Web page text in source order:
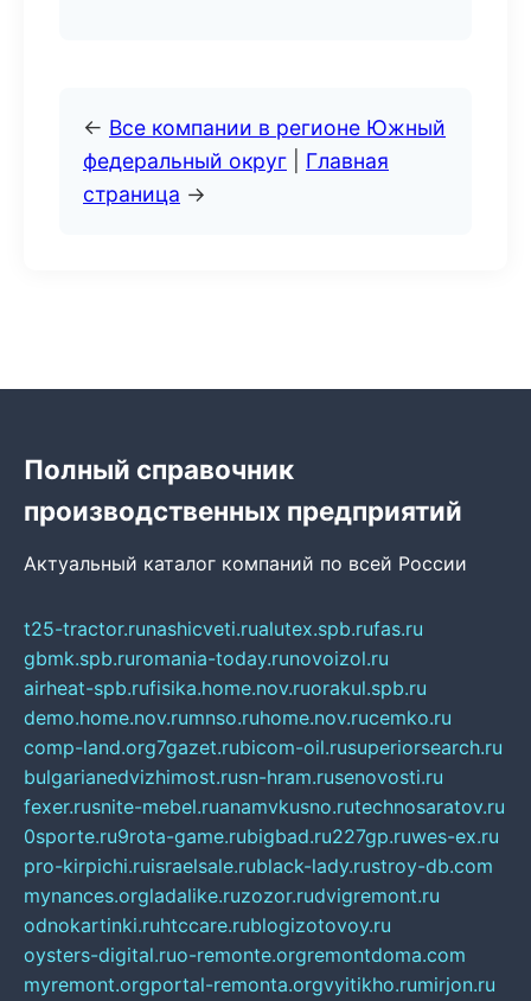
← Все компании в регионе Южный
федеральный округ
Главная
страница →
Полный справочник
производственных предприятий
Актуальный каталог компаний по всей России
t25-tractor.runashicveti.rualutex.spb.rufas.ru
gbmk.spb.ruromania-today.runovoizol.ru
airheat-spb.rufisika.home.nov.ruorakul.spb.ru
demo.home.nov.rumnso.ruhome.nov.rucemko.ru
comp-land.org7gazet.rubicom-oil.rusuperiorsearch.ru
bulgarianedvizhimost.rusn-hram.rusenovosti.ru
fexer.rusnite-mebel.ruanamvkusno.rutechnosaratov.ru
0sporte.ru9rota-game.rubigbad.ru227gp.ruwes-ex.ru
pro-kirpichi.ruisraelsale.rublack-lady.rustroy-db.com
mynances.orgladalike.ruzozor.rudvigremont.ru
odnokartinki.ruhtccare.rublogizotovoy.ru
oysters-digital.ruo-remonte.orgremontdoma.com
myremont.orgportal-remonta.orgvyitikho.rumirjon.ru